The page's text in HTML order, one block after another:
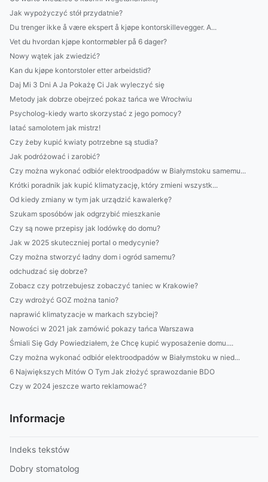
Jak wypożyczyć stół przydatnie?
Du trenger ikke å være ekspert å kjøpe kontorskillevegger. A...
Vet du hvordan kjøpe kontormøbler på 6 dager?
Nowy wątek jak zwiedzić?
Kan du kjøpe kontorstoler etter arbeidstid?
Daj Mi 3 Dni A Ja Pokażę Ci Jak wyleczyć się
Metody jak dobrze obejrzeć pokaz tańca we Wrocłwiu
Psycholog-kiedy warto skorzystać z jego pomocy?
latać samolotem jak mistrz!
Czy żeby kupić kwiaty potrzebne są studia?
Jak podróżować i zarobić?
Czy można wykonać odbiór elektroodpadów w Białymstoku samemu...
Krótki poradnik jak kupić klimatyzację, który zmieni wszystk...
Od kiedy zmiany w tym jak urządzić kawalerkę?
Szukam sposóbów jak odgrzybić mieszkanie
Czy są nowe przepisy jak lodówkę do domu?
Jak w 2025 skuteczniej portal o medycynie?
Czy można stworzyć ładny dom i ogród samemu?
odchudzać się dobrze?
Zobacz czy potrzebujesz zobaczyć taniec w Krakowie?
Czy wdrożyć GOZ można tanio?
naprawić klimatyzacje w markach szybciej?
Nowości w 2021 jak zamówić pokazy tańca Warszawa
Śmiali Się Gdy Powiedziałem, że Chcę kupić wyposażenie domu....
Czy można wykonać odbiór elektroodpadów w Białymstoku w nied...
6 Największych Mitów O Tym Jak złożyć sprawozdanie BDO
Czy w 2024 jeszcze warto reklamować?
Informacje
Indeks tekstów
Dobry stomatolog